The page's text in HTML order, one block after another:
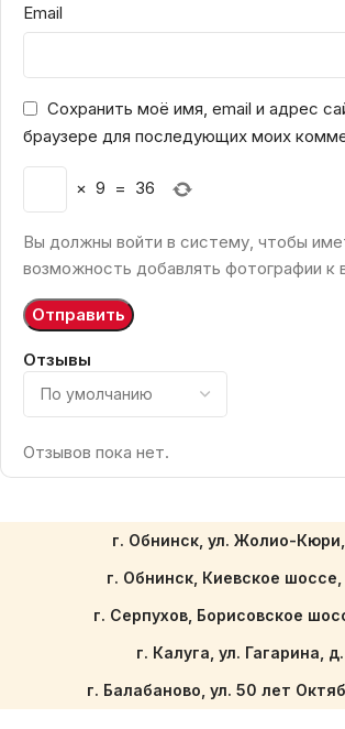
Отзывы
Отзывов пока нет.
Email
Сохранить моё имя, email и адрес
браузере для последующих моих
× 9 = 36
Вы должны войти в систему, чтобы
возможность добавлять фотографии к
г. Обнинск, ул. Жолио-
г. Обнинск, Киевское шоссе,
г. Серпухов, Борисовское
г. Калуга, ул. Гагарина, д.
г. Балабаново, ул. 50 лет